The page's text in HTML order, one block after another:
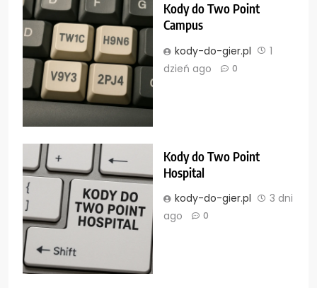
Kody do Two Point
Campus
kody-do-gier.pl
1
dzień ago
0
Kody do Two Point
Hospital
kody-do-gier.pl
3 dni
ago
0